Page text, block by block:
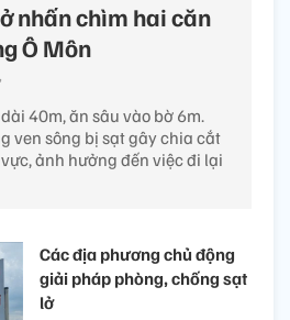
nhấn chìm hai căn
Ô Môn
40m, ăn sâu vào bờ 6m.
ven sông bị sạt gây chia cắt
ảnh hưởng đến việc đi lại
Các địa phương chủ động
giải pháp phòng, chống sạt
lở